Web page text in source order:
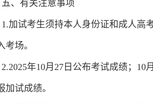
五、有关注意事项
1.加试考生须持本人身份证和成人高
考场。
2.2025年10月27日公布考试成绩；
加试成绩。